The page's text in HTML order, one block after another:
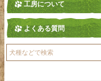
工房について
よくある質問